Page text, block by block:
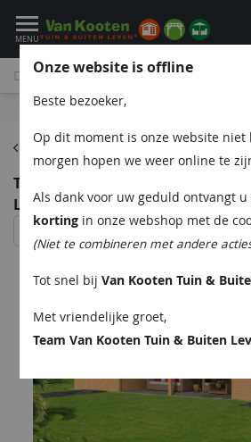
MENU
Bel
Kapschuren
Tuindeco Bergen XL Kapschuur
Lariks/Douglashout blank
Onze website is offline
Beste bezoeker,
Op dit moment is onze website niet
morgen hopen we weer online te
Als dank voor uw geduld ontvangt
korting in onze webshop met de
(Niet te combineren met andere
Tot snel bijVan Kooten Tuin &
Met vriendelijke groet,
Team Van Kooten Tuin & Buiten